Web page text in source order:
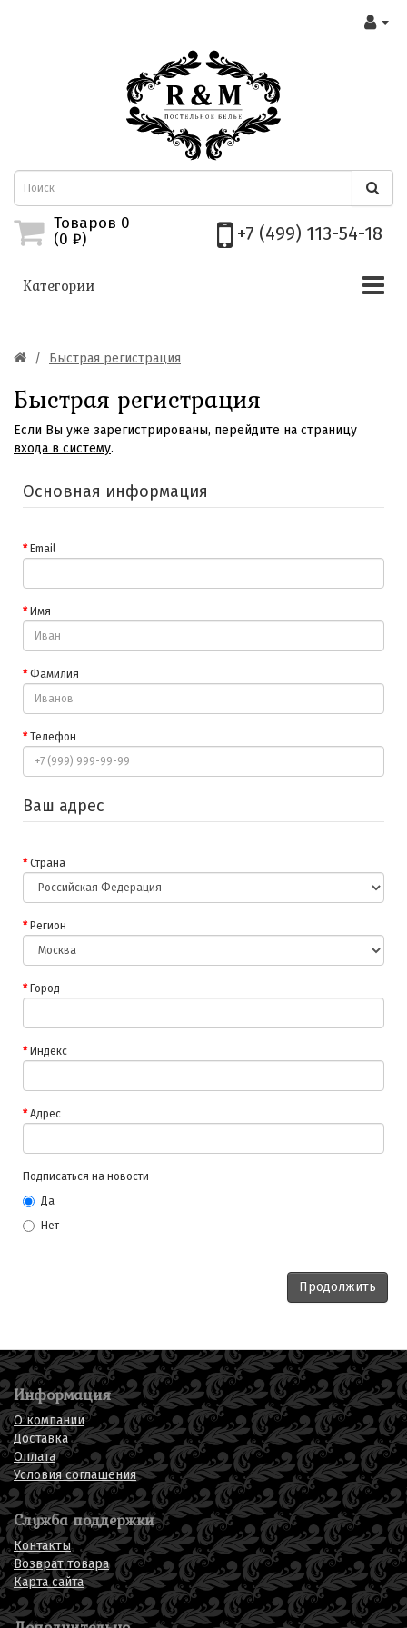
Товаров 0
(0 ₽) +7 (499) 113-54-18
Категории
Быстрая регистрация
Быстрая регистрация
Если Вы уже зарегистрированы, перейдите на страницу
входа в систему.
Основная информация
Email
Имя
Фамилия
Телефон
Ваш адрес
Страна
Регион
Город
Индекс
Адрес
Подписаться на новости
Да
Нет
Продолжить
Информация
О компании
Доставка
Оплата
Условия соглашения
Служба поддержки
Контакты
Возврат товара
Карта сайта